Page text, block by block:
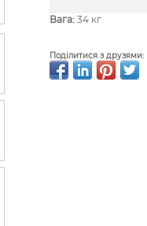
Вага: 34 кг
Поділитися з друзями: